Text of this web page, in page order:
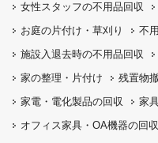
女性スタッフの不用品回収
お庭の片付け・ 草刈り 不
施設入退去時の不用品回収
家の整理・片付け
残置物
家電・電化製品の回収
家
オフィス家具 ・OA機器の回収